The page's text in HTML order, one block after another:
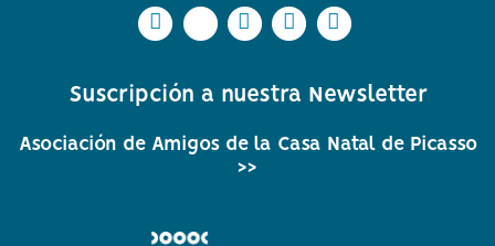
Icono
Icono
facebook
Icono
Icono
twitter
Icono
Icono
Instagram
Icono
Icono
Whatsapp
Icono
Icono
Youtube
Suscripción a nuestra Newsletter
Asociación de Amigos de la Casa Natal de Picasso
>>